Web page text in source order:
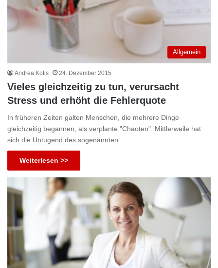
Allgemein
Andrea Kotis 24. Dezember 2015
Vieles gleichzeitig zu tun, verursacht
Stress und erhöht die Fehlerquote
In früheren Zeiten galten Menschen, die mehrere Dinge
gleichzeitig begannen, als verplante "Chaoten". Mittlerweile hat
sich die Untugend des sogenannten…
Weiterlesen >>